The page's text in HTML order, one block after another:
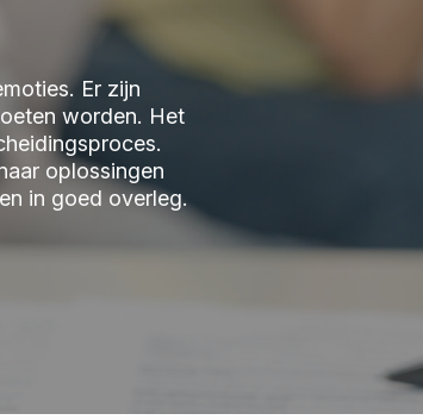
Er zijn
worden. Het
oplossingen
in goed overleg.